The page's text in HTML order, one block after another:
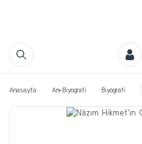
Anasayfa Anı-Biyografi Biyografi